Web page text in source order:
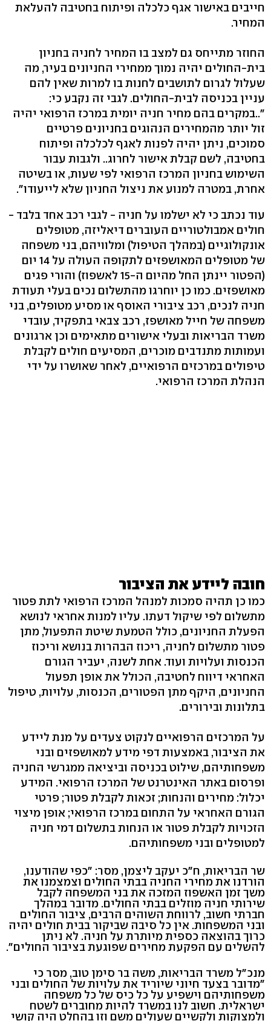
חייבים באישור אגף כלכלה ופיתוח בחטיבה להעלאת
המחיר.
החוזר מתייחס גם למצב בו המחיר לחניה בחניון
בית-החולים יהיה נמוך ממחירי החניונים בעיר, מה
שעלול לגרום לתושבים לחנות בו למרות שאין להם
עניין בכניסה לבית-החולים. לגבי זה נקבע כי:
"..במקרים בהם מחיר חניה יומית במרכז הרפואי יהיה
זול יותר מהמחירים הנהוגים בחניונים פרטיים
סמוכים, ניתן יהיה לפנות לאגף לכלכלה ופיתוח
בחטיבה, לשם קבלת אישור לחרוג.. ולגבות עבור
השימוש בחניון המרכז הרפואי לפי שעות, או בשיטה
אחרת, במטרה למנוע את ניצול החניון שלא לייעודו".
עוד נכתב כי לא ישלמו על חניה - לגבי רכב אחד בלבד -
חולים אמבולטוריים העוברים דיאליזה, מטופלים
אונקולוגיים (במהלך הטיפול) ומלוויהם, בני משפחה
של מטופלים המאושפזים לתקופה העולה על 14 יום
(הפטור יינתן החל מהיום ה-15 לאשפוז) והורי פגים
מאושפזים. כמו כן יוחרגו מהתשלום נכים בעלי תעודת
חניה לנכים, רכב ציבורי האוסף או מסיע מטופלים, בני
משפחה של חייל מאושפז, רכב צבאי בתפקיד, עובדי
משרד הבריאות ובעלי אישורים מתאימים וכן ארגונים
ועמותות מתנדבים מוכרים, המסיעים חולים לקבלת
טיפולים במרכזים הרפואיים, לאחר שאושרו על ידי
הנהלת המרכז הרפואי.
חובה ליידע את הציבור
כמו כן תהיה סמכות למנהל המרכז הרפואי לתת פטור
מתשלום לפי שיקול דעתו. עליו למנות אחראי לנושא
הפעלת החניונים, כולל הטמעת שיטת התפעול, מתן
פטור מתשלום לחניה, ריכוז הבהרות בנושא וריכוז
הכנסות ועלויות ועוד. אחת לשנה, יעביר הגורם
האחראי דיווח לחטיבה, הכולל את אופן תפעול
החניונים, היקף מתן הפטורים, הכנסות, עלויות, טיפול
בתלונות ובירורים.
על המרכזים הרפואיים לנקוט צעדים על מנת ליידע
את הציבור, באמצעות דפי מידע למאושפזים ובני
משפחותיהם, שילוט בכניסה וביציאה ממגרשי החניה
ופרסום באתר האינטרנט של המרכז הרפואי. המידע
יכלול: מחירים והנחות; זכאות לקבלת פטור; פרטי
הגורם האחראי על התחום במרכז הרפואי; אופן מיצוי
הזכויות לקבלת פטור או הנחות בתשלום דמי חניה
למטופלים ובני משפחותיהם.
שר הבריאות, ח"כ יעקב ליצמן, מסר: "כפי שהודענו,
הורדנו את מחירי החניה בבתי החולים וצמצמנו את
משך זמן האשפוז המזכה את בני המשפחה לקבל
שירותי חניה מוזלים בבתי החולים. מדובר במהלך
חברתי חשוב, לרווחת השוהים הרבים, ציבור החולים
ובני המשפחות. אין כל סיבה שביקור בבית חולים יהיה
כרוך בהוצאה כספית מיותרת על חניה. לא ניתן
להשלים עם הפקעת מחירים שפוגעת בציבור החולים".
מנכ"ל משרד הבריאות, משה בר סימן טוב, מסר כי
"מדובר בצעד חיוני שיוריד את עלויות של החולים ובני
משפחותיהם וישפיע על כל כיס של כל משפחה
ישראלית. חשוב לנו במשרד להיות מחוברים לשטח
ולמצוקות ולקשיים שעולים משם וזו בהחלט היה קושי